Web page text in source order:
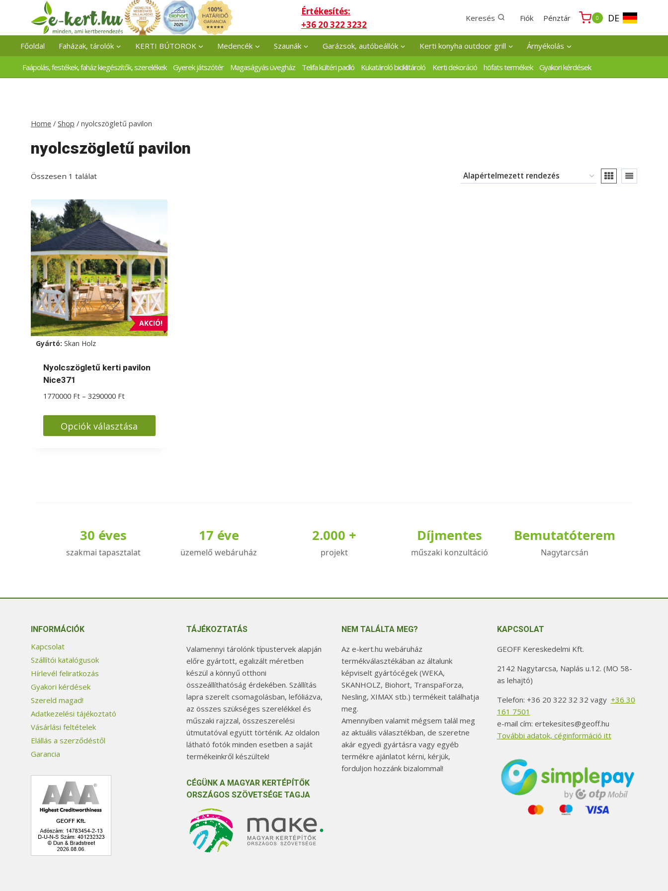
content
Értékesítés:
+36 20 322 3232
Keresés Fiók Pénztár 0 DE
Főoldal Faházak, tárolók KERTI BÚTOROK Medencék Szaunák Garázsok, autóbeállók Kerti konyha outdoor grill Árnyékolás
Faápolás, festékek, faház kiegészítők, szerelékek Gyerek játszótér Magaságyás üvegház Telifa kültéri padló Kukatároló biciklitároló Kerti dekoráció höfats termékek Gyakori kérdések
Home / Shop / nyolcszögletű pavilon
nyolcszögletű pavilon
Összesen 1 találat
AKCIÓ!
Gyártó: Skan Holz
Nyolcszögletű kerti pavilon
Nice371
1770000 Ft – 3290000 FtÁrtartomány:
-
3290000 Ft
Opciók választása
változatok30 éves
szakmai tapasztalat
17 éve
üzemelő webáruház
2.000 +
projekt
Díjmentes
műszaki konzultáció
Bemutatóterem
Nagytarcsán
INFORMÁCIÓK
Kapcsolat
Szállítói katalógusok
Hírlevél feliratkozás
Gyakori kérdések
Szereld magad!
Adatkezelési tájékoztató
Vásárlási feltételek
Elállás a szerződéstől
Garancia
TÁJÉKOZTATÁS
Valamennyi tárolónk típustervek alapján
előre gyártott, egalizált méretben
készül a könnyű otthoni
összeállíthatóság érdekében. Szállítás
lapra szerelt csomagolásban, lefóliázva,
az összes szükséges szerelékkel és
műszaki rajzzal, összeszerelési
útmutatóval együtt történik. Az oldalon
látható fotók minden esetben a saját
termékeinkről készültek!
CÉGÜNK A MAGYAR KERTÉPÍTŐK
ORSZÁGOS SZÖVETSÉGE TAGJA
NEM TALÁLTA MEG?
Az e-kert.hu webáruház
termékválasztékában az általunk
képviselt gyártócégek (WEKA,
SKANHOLZ, Biohort, TranspaForza,
Nesling, XIMAX stb.) termékeit találhatja
meg.
Amennyiben valamit mégsem talál meg
az aktuális választékban, de szeretne
akár egyedi gyártásra vagy egyéb
termékre ajánlatot kérni, kérjük,
forduljon hozzánk bizalommal!
KAPCSOLAT
GEOFF Kereskedelmi Kft.
2142 Nagytarcsa, Naplás u.12. (MO 58-
as lehajtó)
Telefon: +36 20 322 32 32 vagy +36 30
161 7501
e-mail cím: ertekesites@geoff.hu
További adatok, céginformáció itt